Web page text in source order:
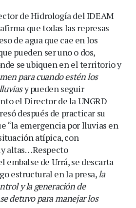
de Hidrología del IDEAM
que todas las represas
de agua que cae en los
pueden ser uno o dos,
se ubiquen en el territorio y
para cuando estén los
y pueden seguir
el Director de la UNGRD
después de practicar su
“la emergencia por lluvias en
atípica, con
altas…Respecto
embalse de Urrá, se descarta
estructural en la presa,la
y la generación de
detuvo para manejar los